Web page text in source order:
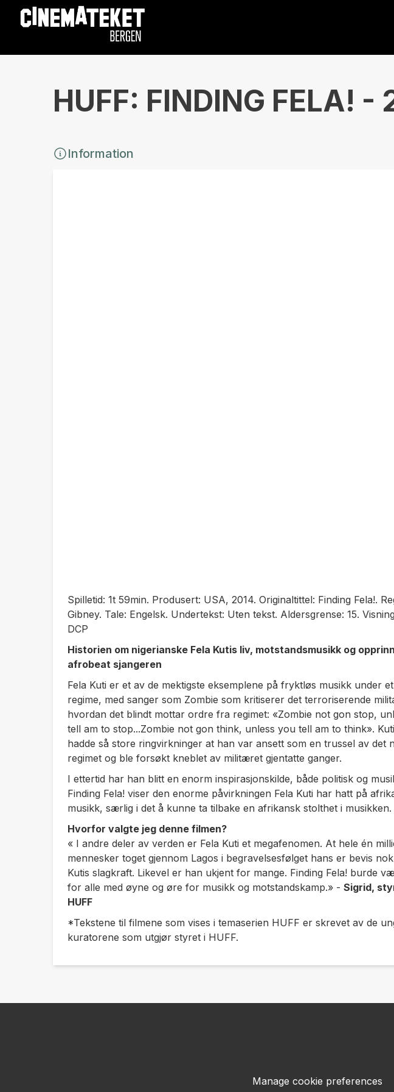
HUFF: FINDING FELA!
Information
Spilletid: 1t 59min. Produsert: USA, 2014. Originaltittel: Finding Fela!.
Gibney. Tale: Engelsk. Undertekst: Uten tekst. Aldersgrense: 15.
DCP
Historien om nigerianske Fela Kutis liv, motstandsmusikk og
afrobeat sjangeren
Fela Kuti er et av de mektigste eksemplene på fryktløs musikk under
regime, med sanger som Zombie som kritiserer det terroriserende
hvordan det blindt mottar ordre fra regimet: «Zombie not gon stop,
tell am to stop...Zombie not gon think, unless you tell am to think».
hadde så store ringvirkninger at han var ansett som en trussel av det
regimet og ble forsøkt kneblet av militæret gjentatte ganger.
I ettertid har han blitt en enorm inspirasjonskilde, både politisk og
Finding Fela! viser den enorme påvirkningen Fela Kuti har hatt på
musikk, særlig i det å kunne ta tilbake en afrikansk stolthet i musikken.
Hvorfor valgte jeg denne filmen?
« I andre deler av verden er Fela Kuti et megafenomen. At hele én
mennesker toget gjennom Lagos i begravelsesfølget hans er bevis
Kutis slagkraft. Likevel er han ukjent for mange. Finding Fela! burde
for alle med øyne og øre for musikk og motstandskamp.» - Sigrid,
HUFF
*Tekstene til filmene som vises i temaserien HUFF er skrevet av de
kuratorene som utgjør styret i HUFF.
Manage cookie preferences